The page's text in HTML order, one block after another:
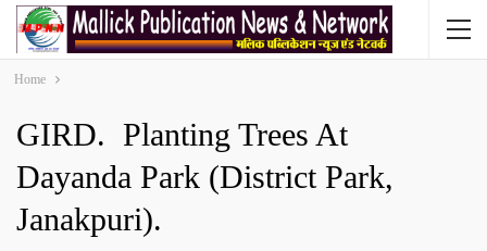
Home
GIRD. Planting Trees At
Dayanda Park (District Park,
Janakpuri).